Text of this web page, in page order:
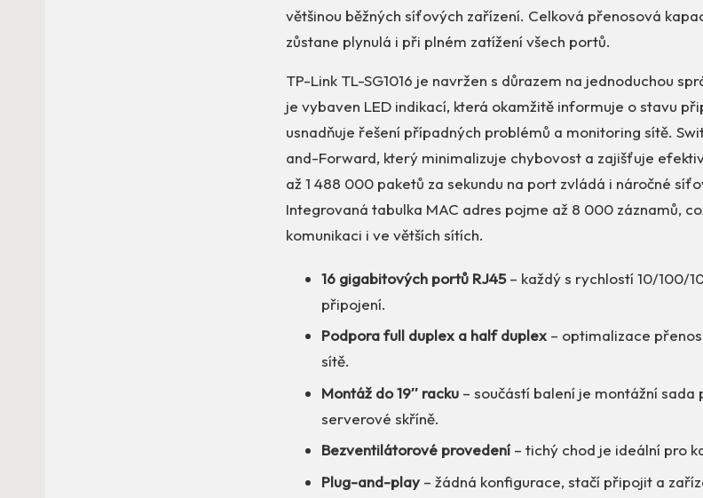
většinou běžných síťových zařízení. Celková přenosová
zůstane plynulá i při plném zatížení všech portů.
TP-Link TL-SG1016 je navržen s důrazem na jednoduchou
je vybaven LED indikací, která okamžitě informuje o stavu
usnadňuje řešení případných problémů a monitoring sítě.
and-Forward, který minimalizuje chybovost a zajišťuje
až 1 488 000 paketů za sekundu na port zvládá i náročné
Integrovaná tabulka MAC adres pojme až 8 000 záznamů,
komunikaci i ve větších sítích.
16 gigabitových portů RJ45– každý s rychlostí 10/100/
připojení.
Podpora full duplex a half duplex – optimalizace
sítě.
Montáž do 19″ racku – součástí balení je montážní
serverové skříně.
Bezventilátorové provedení– tichý chod je ideální pro
Plug-and-play– žádná konfigurace, stačí připojit a